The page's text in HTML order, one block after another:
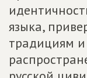
языка,
традициям и